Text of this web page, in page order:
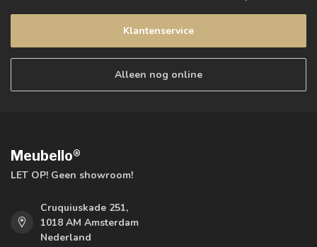
Klantenservice
Alleen nog online
Meubello®
LET OP! Geen showroom!
Cruquiuskade 251,
1018 AM Amsterdam
Nederland